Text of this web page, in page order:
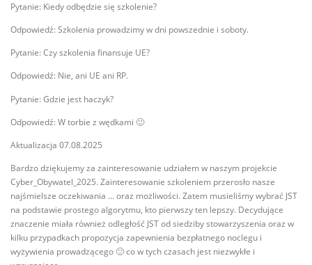
Pytanie: Kiedy odbędzie się szkolenie?
Odpowiedź: Szkolenia prowadzimy w dni powszednie i soboty.
Pytanie: Czy szkolenia finansuje UE?
Odpowiedź: Nie, ani UE ani RP.
Pytanie: Gdzie jest haczyk?
Odpowiedź: W torbie z wędkami 🙂
Aktualizacja 07.08.2025
Bardzo dziękujemy za zainteresowanie udziałem w naszym projekcie
Cyber_Obywatel_2025. Zainteresowanie szkoleniem przerosło nasze
najśmielsze oczekiwania … oraz możliwości. Zatem musieliśmy wybrać JST
na podstawie prostego algorytmu, kto pierwszy ten lepszy. Decydujące
znaczenie miała również odległość JST od siedziby stowarzyszenia oraz w
kilku przypadkach propozycja zapewnienia bezpłatnego noclegu i
wyżywienia prowadzącego 🙂 co w tych czasach jest niezwykłe i